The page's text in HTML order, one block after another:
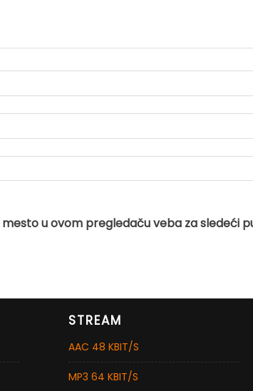
u ovom pregledaču veba za sledeći
STREAM
AAC 48 KBIT/S
MP3 64 KBIT/S